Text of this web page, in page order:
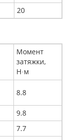
20
Момент
затяжки,
Н· м
8.8
9.8
7.7